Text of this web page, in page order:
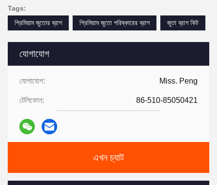
যোগাযোগ
যোগাযোগ: Miss. Peng
টেলিফোন: 86-510-85050421
এখন চ্যাট
Tags:
প্রিমিয়াম জুতোর ব্রাশ
প্রিমিয়াম জুতো পরিষ্কারের ব্রাশ জুতা ব্রাশ কিট